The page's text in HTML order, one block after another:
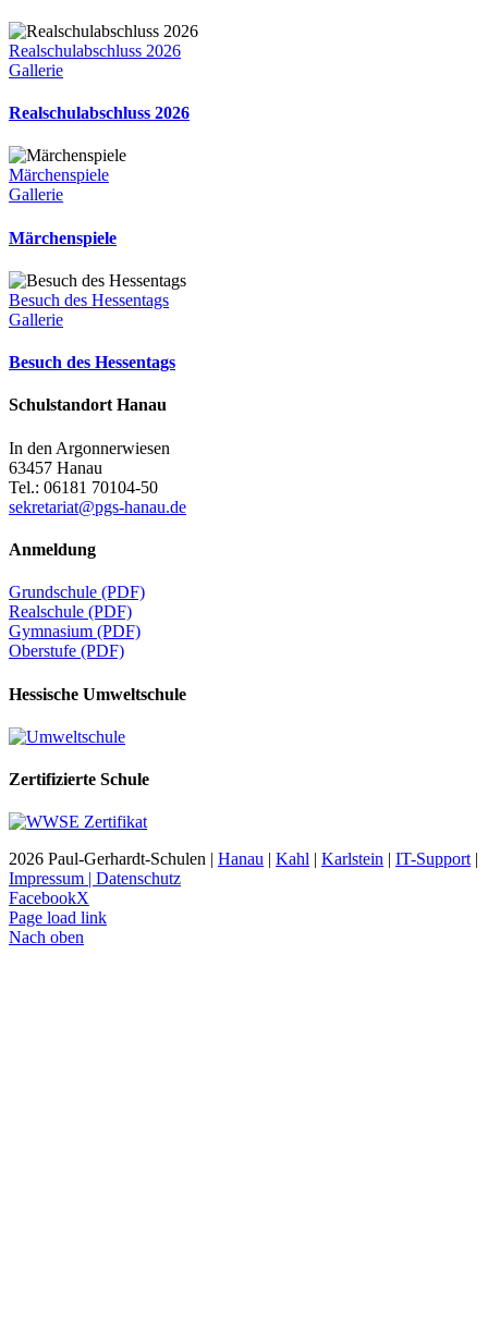
Realschulabschluss 2026
Gallerie
Realschulabschluss 2026
Märchenspiele
Gallerie
Märchenspiele
Besuch des Hessentags
Gallerie
Besuch des Hessentags
Schulstandort Hanau
In den Argonnerwiesen
63457 Hanau
Tel.: 06181 70104-50
sekretariat@pgs-hanau.de
Anmeldung
Grundschule (PDF)
Realschule (PDF)
Gymnasium (PDF)
Oberstufe (PDF)
Hessische Umweltschule
Zertifizierte Schule
2026 Paul-Gerhardt-Schulen | Hanau | Kahl | Karlstein | IT-Support |
Impressum | Datenschutz
FacebookX
Page load link
Nach oben